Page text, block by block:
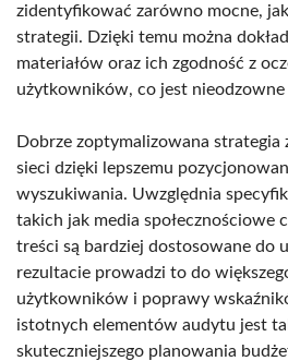
zidentyfikować zarówno mocne,
strategii. Dzięki temu można
materiałów oraz ich zgodność z
użytkowników, co jest nieodzowne
Dobrze zoptymalizowana strategia
sieci dzięki lepszemu
wyszukiwania. Uwzględnia
takich jak media społecznościowe
treści są bardziej dostosowane do
rezultacie prowadzi to do
użytkowników i poprawy
istotnych elementów audytu jest
skuteczniejszego planowania